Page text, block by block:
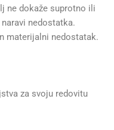
ne dokaže suprotno ili
nedostatka.
materijalni nedostatak.
za svoju redovitu